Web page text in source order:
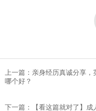
上一篇：亲身经历真诚分享
哪个好？
下一篇：​【看这篇就对了】